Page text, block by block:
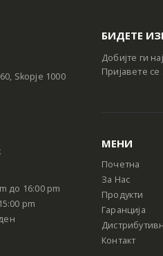
Skopje 1000
до 16:00 pm
pm
БИДЕТЕ
Добијте ги
Пријавете
МЕНИ
Почетна
За Нас
Продукти
Гаранција
Контакт